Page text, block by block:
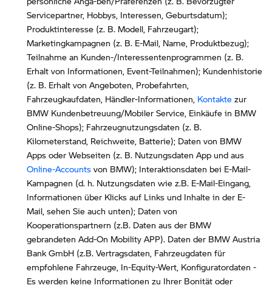
Servicepartner, Hobbys, Interessen, Geburtsdatum);
Produktinteresse (z. B. Modell, Fahrzeugart);
Marketingkampagnen (z. B. E-Mail, Name, Produktbezug);
Teilnahme an Kunden-/Interessentenprogrammen (z. B.
Erhalt von Informationen, Event-Teilnahmen); Kundenhistorie
(z. B. Erhalt von Angeboten, Probefahrten,
Fahrzeugkaufdaten, Händler-Informationen, Kontakte zur
BMW Kundenbetreuung/Mobiler Service, Einkäufe in BMW
Online-Shops); Fahrzeugnutzungsdaten (z. B.
Kilometerstand, Reichweite, Batterie); Daten von BMW
Apps oder Webseiten (z. B. Nutzungsdaten App und aus
Online-Accounts von BMW); Interaktionsdaten bei E-Mail-
Kampagnen (d. h. Nutzungsdaten wie z.B. E-Mail-Eingang,
Informationen über Klicks auf Links und Inhalte in der E-
Mail, sehen Sie auch unten); Daten von
Kooperationspartnern (z.B. Daten aus der BMW
gebrandeten Add-On Mobility APP). Daten der BMW Austria
Bank GmbH (z.B. Vertragsdaten, Fahrzeugdaten für
empfohlene Fahrzeuge, In-Equity-Wert, Konfiguratordaten -
Es werden keine Informationen zu Ihrer Bonität oder